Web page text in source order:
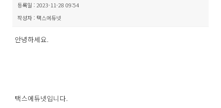
등록일 : 2023-11-28 09:54
작성자 : 택스에듀넷
안녕하세요.
택스에듀넷입니다.